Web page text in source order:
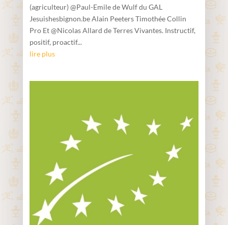
(agriculteur) @Paul-Emile de Wulf du GAL
Jesuishesbignon.be Alain Peeters Timothée Collin
Pro Et @Nicolas Allard de Terres Vivantes. Instructif,
positif, proactif...
lire plus